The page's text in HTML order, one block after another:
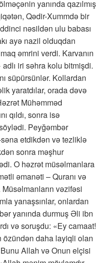
yanında qazılmış
Qədir-Xummdə bir
nəsildən ulu babası
ayə nazil olduqdan
əmrini verdi. Karvanın
iri səhra kolu bitmişdi.
süpürsünlər. Kollardan
yaratdılar, orada dəvə
Mühəmməd
qıldı, sonra isə
Peyğəmbər
etdikdən və tezliklə
sonra məşhur
O həzrət müsəlmanlara
əmanəti – Quranı və
vəzifəsi
yanaşsınlar, onlardan
yanında durmuş Əli ibn
və soruşdu: «Ey camaat!
özündən daha layiqli olan
Allah və Onun elçisi